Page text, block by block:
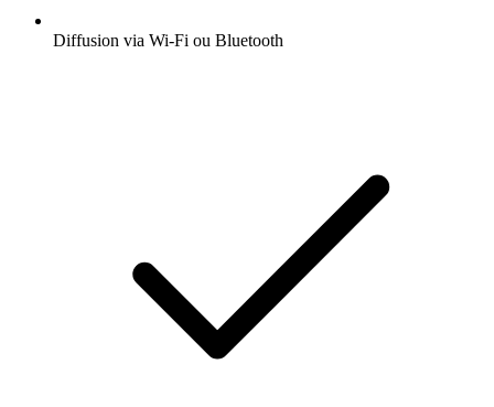
Diffusion via Wi-Fi ou Bluetooth